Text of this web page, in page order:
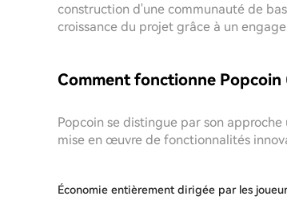
construction d'une communauté de
croissance du projet grâce à un
Comment fonctionne Popcoin
Popcoin se distingue par son
mise en œuvre de fonctionnalités
Économie entièrement dirigée par les